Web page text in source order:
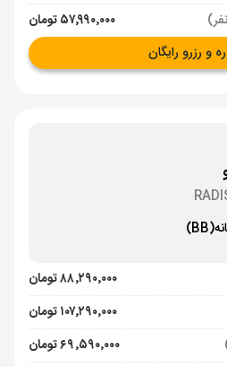
۵۷٬۹۹۰٬۰۰۰ تومان
و رزرو رایگان
(BB)
۸۸٬۲۹۰٬۰۰۰ تومان
۱۰۷٬۲۹۰٬۰۰۰ تومان
۶۹٬۵۹۰٬۰۰۰ تومان